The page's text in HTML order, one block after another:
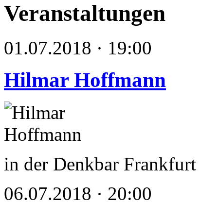
Veranstaltungen
01.07.2018 · 19:00
Hilmar Hoffmann
in der Denkbar Frankfurt
06.07.2018 · 20:00